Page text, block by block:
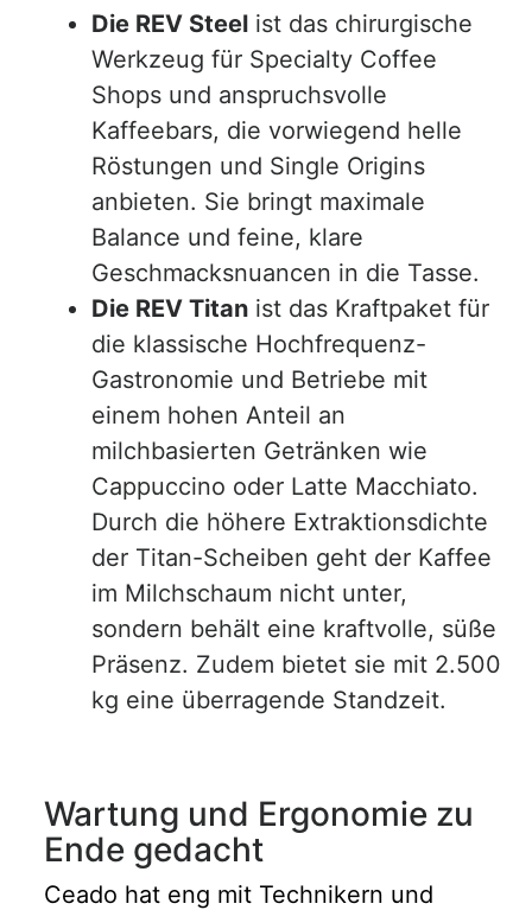
Die REV Steel ist das chirurgische
Werkzeug für Specialty Coffee
Shops und anspruchsvolle
Kaffeebars, die vorwiegend helle
Röstungen und Single Origins
anbieten. Sie bringt maximale
Balance und feine, klare
Geschmacksnuancen in die Tasse.
Die REV Titan ist das Kraftpaket für
die klassische Hochfrequenz-
Gastronomie und Betriebe mit
einem hohen Anteil an
milchbasierten Getränken wie
Cappuccino oder Latte Macchiato.
Durch die höhere Extraktionsdichte
der Titan-Scheiben geht der Kaffee
im Milchschaum nicht unter,
sondern behält eine kraftvolle, süße
Präsenz. Zudem bietet sie mit 2.500
kg eine überragende Standzeit.
Wartung und Ergonomie zu
Ende gedacht
Ceado hat eng mit Technikern und